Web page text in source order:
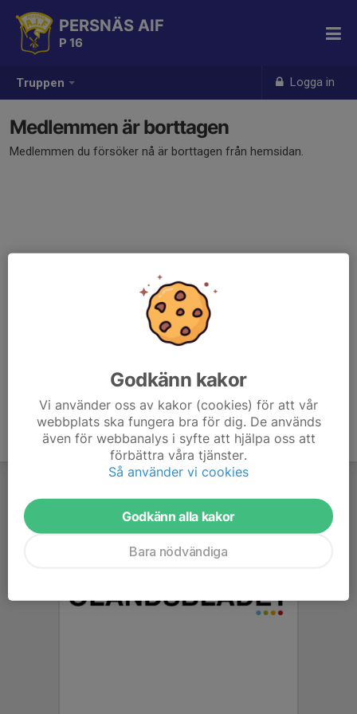
Truppen Logga in
PERSNÄS AIF
P 16
Medlemmen är borttagen
Medlemmen du försöker nå är borttagen från hemsidan.
Godkänn kakor
Vi använder oss av kakor (cookies) för att vår
webbplats ska fungera bra för dig. De används
även för webbanalys i syfte att hjälpa oss att
förbättra våra tjänster.
Så använder vi cookies
Godkänn alla kakor
Bara nödvändiga